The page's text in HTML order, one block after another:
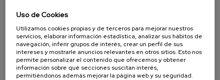
y neonatal
20 h. Español Euskera
...
DESDE 22 €
Últimas
plazas
Gratuito
Fecha
pasada
Lista
de
espera
Plazo
de
matrícula
finalizado
Uso de Cookies
Utilizamos cookies propias y de terceros para mejorar nuestros
servicios, elaborar información estadística, analizar sus hábitos de
navegación, inferir grupos de interés, crear un perfil de sus
intereses y mostrarle anuncios relevantes en otros sitios. Esto nos
permite personalizar el contenido que ofrecemos y obtener
información sobre qué secciones suscitan interés,
permitiéndonos además mejorar la página web y su seguridad.